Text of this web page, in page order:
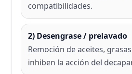
compatibilidades.
2) Desengrase / prelavado
Remoción de aceites,
inhiben la acción del